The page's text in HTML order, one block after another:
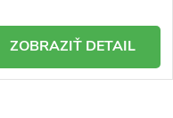
DETAIL